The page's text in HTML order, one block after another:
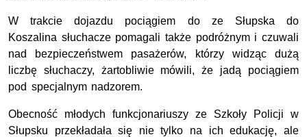
W trakcie dojazdu pociągiem do ze Słupska do
Koszalina słuchacze pomagali także podróżnym i czuwali
nad bezpieczeństwem pasażerów, którzy widząc dużą
liczbę słuchaczy, żartobliwie mówili, że jadą pociągiem
pod specjalnym nadzorem.
Obecność młodych funkcjonariuszy ze Szkoły Policji w
Słupsku przekładała się nie tylko na ich edukację, ale